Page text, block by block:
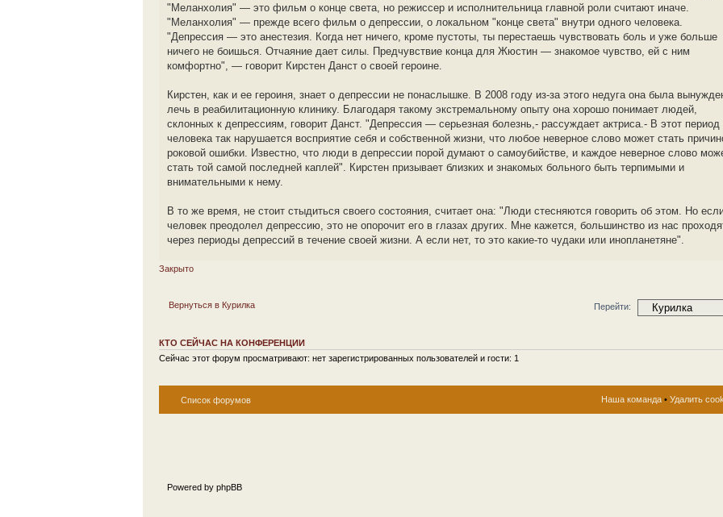
"Меланхолия" — это фильм о конце света, но режиссер и исполнительница главной роли считают иначе.
"Меланхолия" — прежде всего фильм о депрессии, о локальном "конце света" внутри одного человека.
"Депрессия — это анестезия. Когда нет ничего, кроме пустоты, ты перестаешь чувствовать боль и уже больше
ничего не боишься. Отчаяние дает силы. Предчувствие конца для Жюстин — знакомое чувство, ей с ним
комфортно", — говорит Кирстен Данст о своей героине.
Кирстен, как и ее героиня, знает о депрессии не понаслышке. В 2008 году из-за этого недуга она была
лечь в реабилитационную клинику. Благодаря такому экстремальному опыту она хорошо понимает людей,
склонных к депрессиям, говорит Данст. "Депрессия — серьезная болезнь,- рассуждает актриса.- В этот период
человека так нарушается восприятие себя и собственной жизни, что любое неверное слово может стать
роковой ошибки. Известно, что люди в депрессии порой думают о самоубийстве, и каждое неверное слово
стать той самой последней каплей". Кирстен призывает близких и знакомых больного быть терпимыми и
внимательными к нему.
В то же время, не стоит стыдиться своего состояния, считает она: "Люди стесняются говорить об этом. Но
человек преодолел депрессию, это не опорочит его в глазах других. Мне кажется, большинство из нас
через периоды депрессий в течение своей жизни. А если нет, то это какие-то чудаки или инопланетяне".
Закрыто
Вернуться в Курилка Перейти:
КТО СЕЙЧАС НА КОНФЕРЕНЦИИ
Сейчас этот форум просматривают: нет зарегистрированных пользователей и гости: 1
Список форумов Наша команда • Удалить
Powered by phpBB